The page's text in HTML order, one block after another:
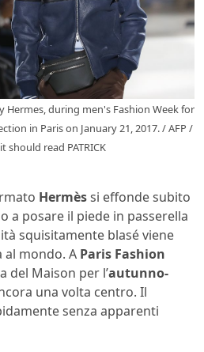
Hermes, during men's Fashion Week for
in Paris on January 21, 2017. / AFP /
should read PATRICK
Hermèssi effonde subito
a posare il piede in passerella
squisitamente blasé viene
mondo. A Paris Fashion
del Maison per l’autunno-
una volta centro. Il
senza apparenti